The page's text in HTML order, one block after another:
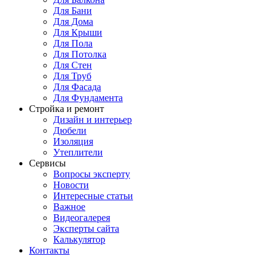
Для Бани
Для Дома
Для Крыши
Для Пола
Для Потолка
Для Стен
Для Труб
Для Фасада
Для Фундамента
Стройка и ремонт
Дизайн и интерьер
Дюбели
Изоляция
Утеплители
Сервисы
Вопросы эксперту
Новости
Интересные статьи
Важное
Видеогалерея
Эксперты сайта
Калькулятор
Контакты